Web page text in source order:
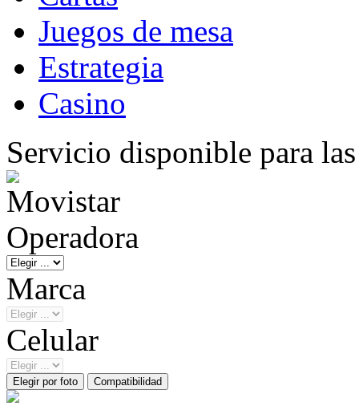
Juegos de mesa
Estrategia
Casino
Servicio disponible para
Operadora
Marca
Celular